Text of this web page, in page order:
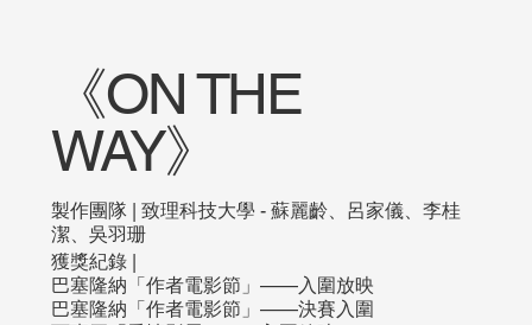
《ON THE
WAY》
製作團隊 | 致理科技大學 - 蘇麗齡、呂家儀、李桂
潔、吳羽珊
獲獎紀錄 |
巴塞隆納「作者電影節」——入圍放映
巴塞隆納「作者電影節」——決賽入圍